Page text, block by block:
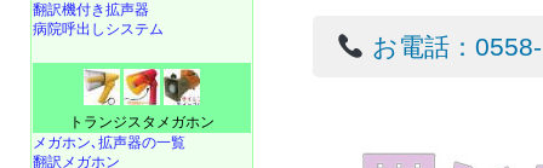
お電話：
翻訳機付き拡声器
病院呼出しシステム
トランジスタメガホン
メガホン､拡声器の一覧
翻訳メガホン